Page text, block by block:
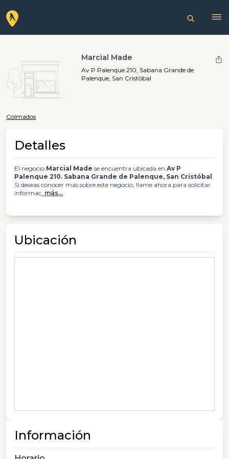
Marcial Made
Av P Palenque 210, Sabana Grande de
Palenque, San Cristóbal
Colmados
Detalles
El negocio Marcial Made se encuentra ubicada en Av P
Palenque 210. Sabana Grande de Palenque, San Cristóbal .
Si deseas conocer más sobre este negocio, llame ahora para solicitar
informac más...
Ubicación
Información